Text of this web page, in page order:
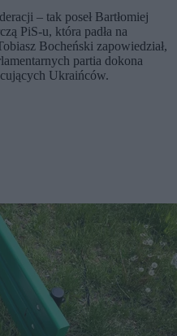
– tak poseł Bartłomiej
PiS-u, która padła na
Bocheński zapowiedział,
partia dokona
Ukraińców.